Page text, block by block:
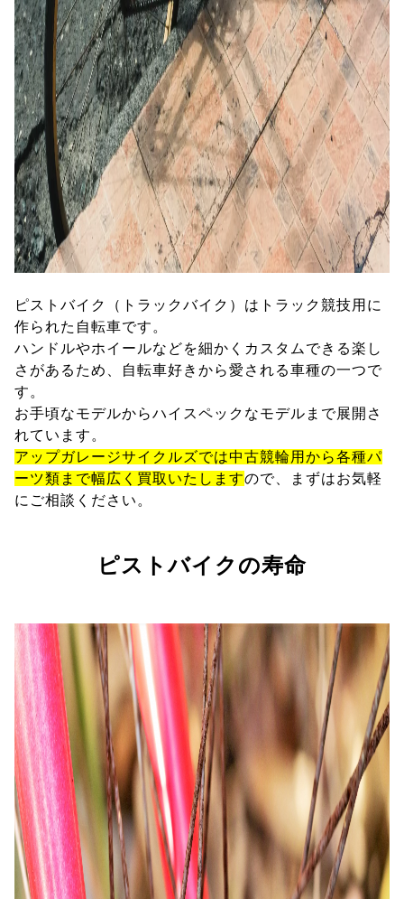
ピストバイク（トラックバイク）はトラック競技用に
作られた自転車です。
ハンドルやホイールなどを細かくカスタムできる楽し
さがあるため、自転車好きから愛される車種の一つで
す。
お手頃なモデルからハイスペックなモデルまで展開さ
れています。
アップガレージサイクルズでは中古競輪用から各種パ
ーツ類まで幅広く買取いたしますので、まずはお気軽
にご相談ください。
ピストバイクの寿命